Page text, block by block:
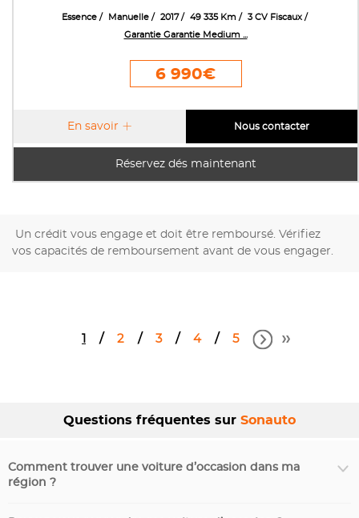
Essence Manuelle 2017 49 335 Km
3 CV Fiscaux
Garantie Garantie Medium ...
6 990€
Réservez dés maintenant
En savoir Nous contacter
Un crédit vous engage et doit être remboursé. Vérifiez
vos capacités de remboursement avant de vous engager.
2 3 4 5
Questions fréquentes sur Sonauto
Comment trouver une voiture d’occasion dans ma
région ?